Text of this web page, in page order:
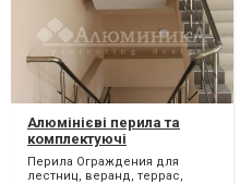
Алюмінієві перила та
комплектуючі
Перила Ограждения для
лестниц, веранд, террас,